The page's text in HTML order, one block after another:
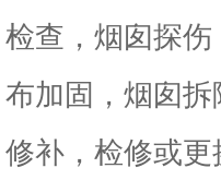
检查，烟囱探
布加固，烟囱
修补，检修或